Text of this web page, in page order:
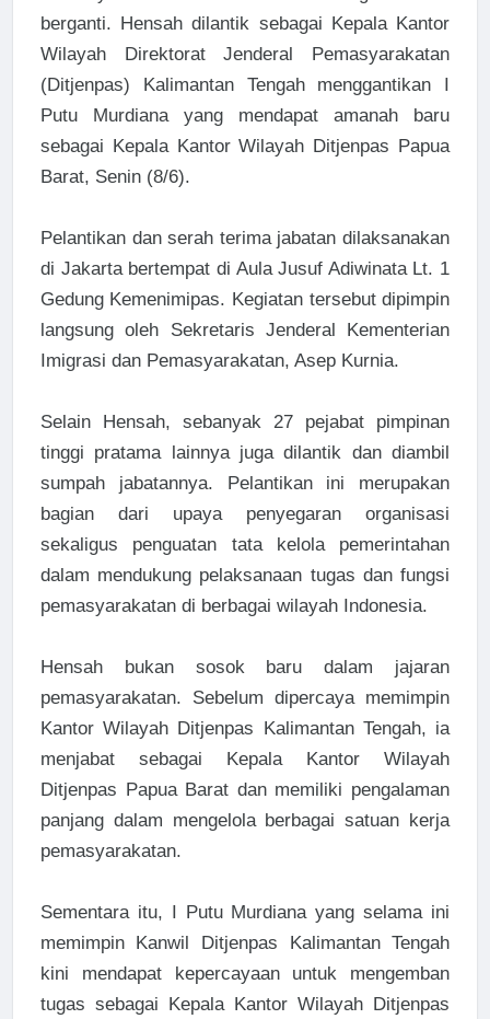
berganti. Hensah dilantik sebagai Kepala Kantor
Wilayah Direktorat Jenderal Pemasyarakatan
(Ditjenpas) Kalimantan Tengah menggantikan I
Putu Murdiana yang mendapat amanah baru
sebagai Kepala Kantor Wilayah Ditjenpas Papua
Barat, Senin (8/6).
Pelantikan dan serah terima jabatan dilaksanakan
di Jakarta bertempat di Aula Jusuf Adiwinata Lt. 1
Gedung Kemenimipas. Kegiatan tersebut dipimpin
langsung oleh Sekretaris Jenderal Kementerian
Imigrasi dan Pemasyarakatan, Asep Kurnia.
Selain Hensah, sebanyak 27 pejabat pimpinan
tinggi pratama lainnya juga dilantik dan diambil
sumpah jabatannya. Pelantikan ini merupakan
bagian dari upaya penyegaran organisasi
sekaligus penguatan tata kelola pemerintahan
dalam mendukung pelaksanaan tugas dan fungsi
pemasyarakatan di berbagai wilayah Indonesia.
Hensah bukan sosok baru dalam jajaran
pemasyarakatan. Sebelum dipercaya memimpin
Kantor Wilayah Ditjenpas Kalimantan Tengah, ia
menjabat sebagai Kepala Kantor Wilayah
Ditjenpas Papua Barat dan memiliki pengalaman
panjang dalam mengelola berbagai satuan kerja
pemasyarakatan.
Sementara itu, I Putu Murdiana yang selama ini
memimpin Kanwil Ditjenpas Kalimantan Tengah
kini mendapat kepercayaan untuk mengemban
tugas sebagai Kepala Kantor Wilayah Ditjenpas